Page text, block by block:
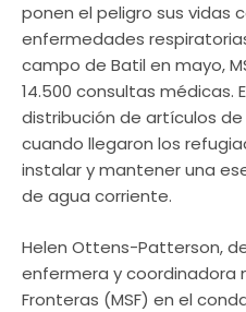
ponen el peligro sus vidas
enfermedades
campo de Batil en mayo,
14.500 consultas médicas.
distribución de artículos
cuando llegaron los
instalar y mantener una
de agua corriente.
Helen Ottens-Patterson,
enfermera y coordinadora
Fronteras (MSF) en el